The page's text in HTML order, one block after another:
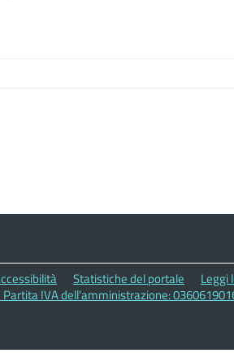
Statistiche del portale Leggi
IVA dell'amministrazione: